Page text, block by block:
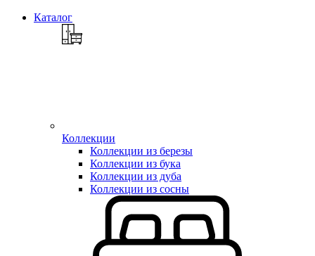
Каталог
Коллекции
Коллекции из березы
Коллекции из бука
Коллекции из дуба
Коллекции из сосны